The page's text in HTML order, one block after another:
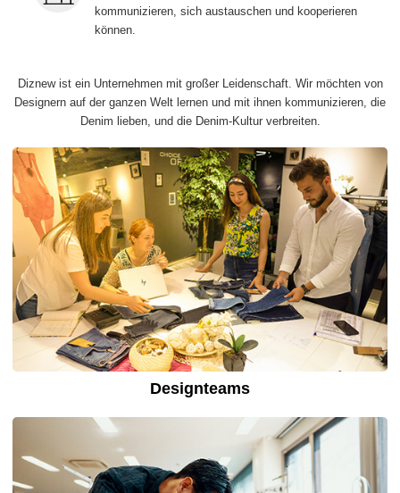
kommunizieren, sich austauschen und kooperieren
können.
Diznew ist ein Unternehmen mit großer Leidenschaft. Wir möchten von
Designern auf der ganzen Welt lernen und mit ihnen kommunizieren, die
Denim lieben, und die Denim-Kultur verbreiten.
Designteams